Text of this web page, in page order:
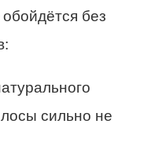
без
сильно не